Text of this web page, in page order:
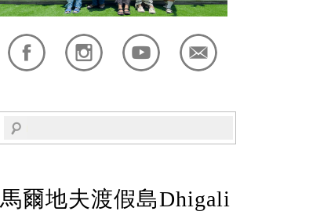
馬爾地夫渡假島Dhigali